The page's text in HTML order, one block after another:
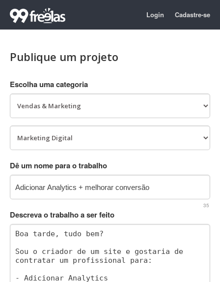
Login Cadastre-se
Publique um projeto
Escolha uma categoria
Dê um nome para o trabalho
35
Descreva o trabalho a ser feito